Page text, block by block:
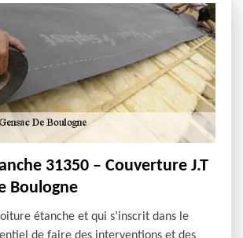
31350 – Couverture J.T
Boulogne
étanche et qui s’inscrit dans le
de faire des interventions et des